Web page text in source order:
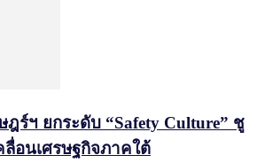
ร์ฯ ยกระดับ “Safety Culture” ชู
ลื่อนเศรษฐกิจภาคใต้